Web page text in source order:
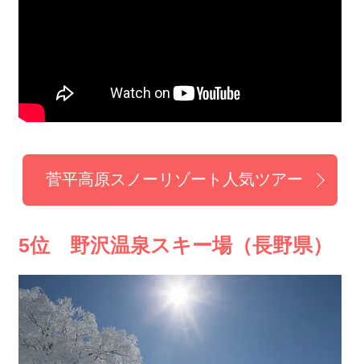
菅平高原スノーリゾート人気ツアー
5位 野沢温泉スキー場（長野県）